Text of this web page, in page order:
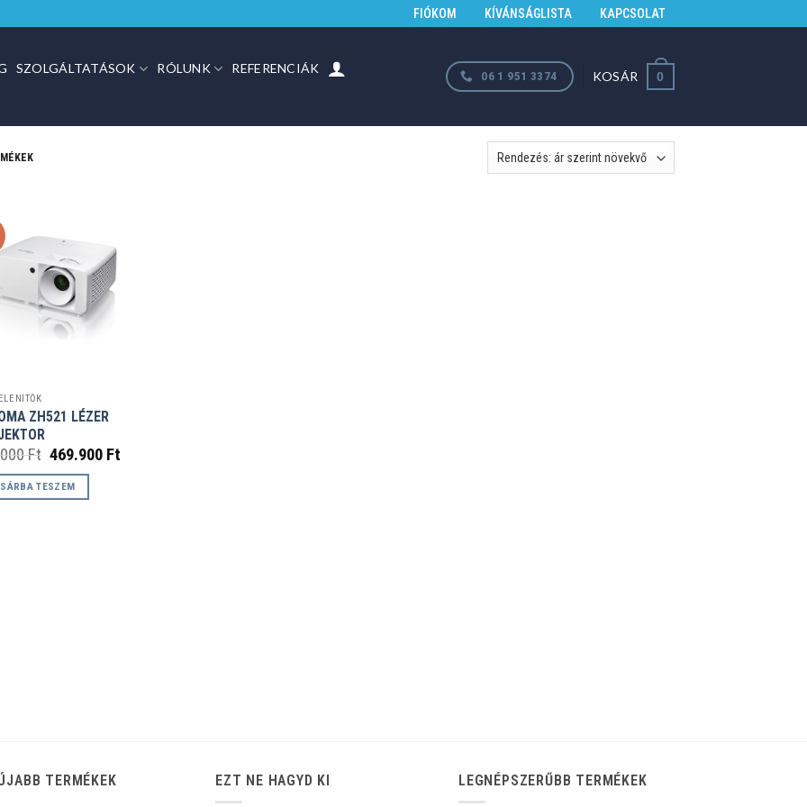
FIÓKOM KÍVÁNSÁGLISTA KAPCSOLAT
SZOLGÁLTATÁSOK RÓLUNK REFERENCIÁK 06 1 951 3374 KOSÁR 0
ZH521 LÉZER
Ft Original
price
was:
599.000 Ft.
469.900 Ft
TESZEM
TERMÉKEK EZT NE HAGYD KI LEGNÉPSZERŰBB TERMÉKEK